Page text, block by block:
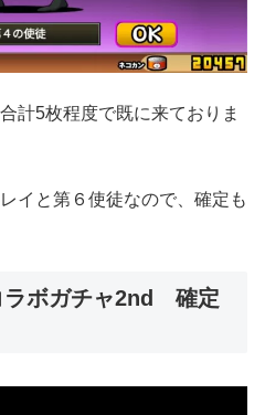
計5枚程度で既に来ておりま
イと第６使徒なので、確定も
ラボガチャ2nd 確定